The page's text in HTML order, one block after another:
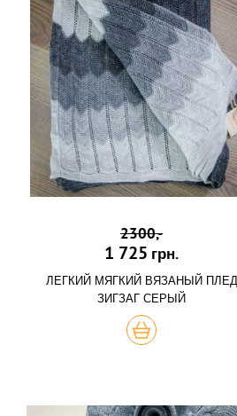
2300,-
1 725 грн.
ЛЕГКИЙ МЯГКИЙ ВЯЗАНЫЙ ПЛЕД
ЗИГЗАГ СЕРЫЙ
КУПИТЬ